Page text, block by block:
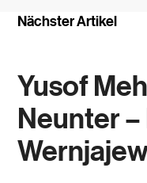
Nächster Artikel
Yusof
Neunter